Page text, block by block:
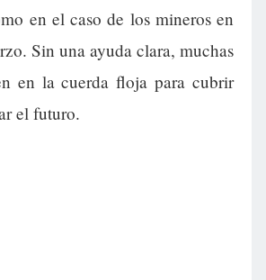
en el caso de los mineros en
Sin una ayuda clara, muchas
en la cuerda floja para cubrir
el futuro.